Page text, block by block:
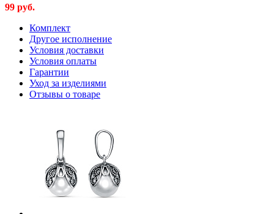
99 руб.
Комплект
Другое исполнение
Условия доставки
Условия оплаты
Гарантии
Уход за изделиями
Отзывы о товаре